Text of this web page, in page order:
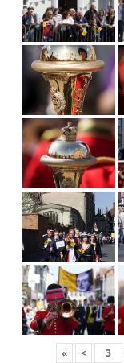
« <